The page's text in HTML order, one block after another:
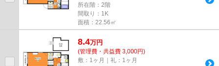
所在階：2階
間取り：1K
面積：22.56㎡
8.4万円
(管理費・共益費 3,000円)
敷：1ヶ月｜礼：1ヶ月